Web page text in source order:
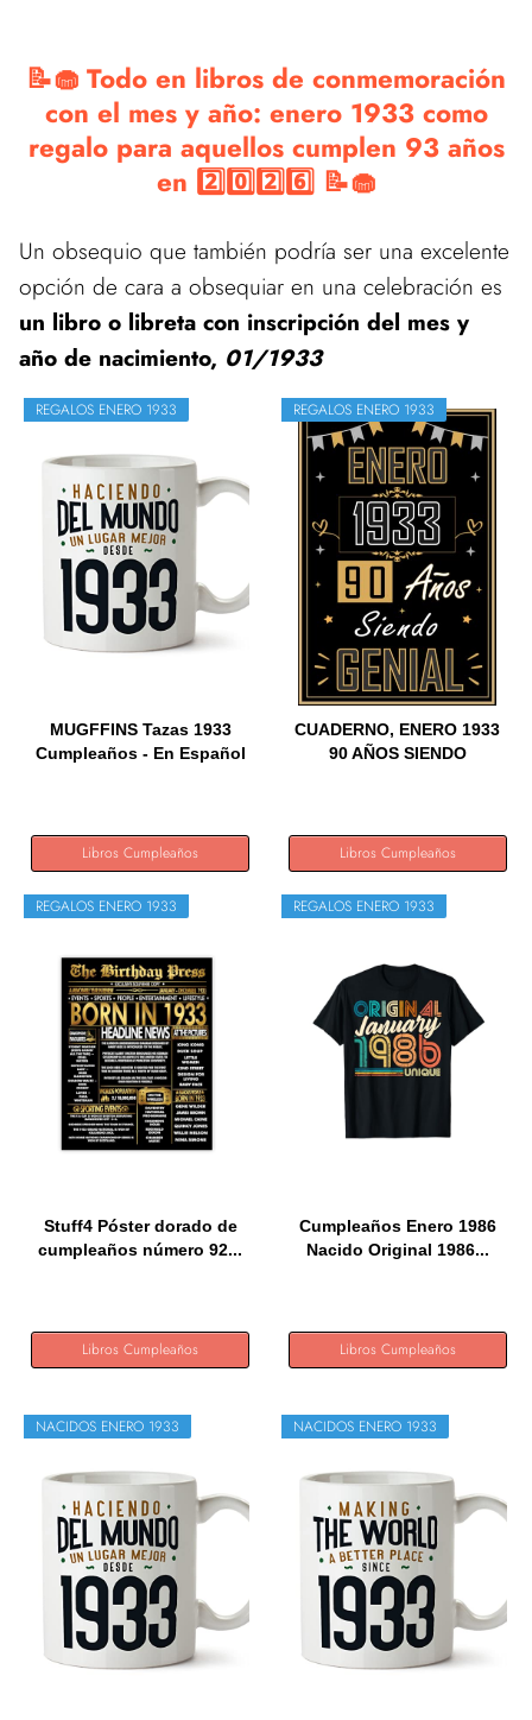
📝🧁 Todo en libros de conmemoración
con el mes y año: enero 1933 como
regalo para aquellos cumplen 93 años
en 2️⃣0️⃣2️⃣6️⃣ 📝🧁
Un obsequio que también podría ser una excelente
opción de cara a obsequiar en una celebración es
un libro o libreta con inscripción del mes y
año de nacimiento, 01/1933
REGALOS ENERO 1933
MUGFFINS Tazas 1933
Cumpleaños - En Español
Libros Cumpleaños
REGALOS ENERO 1933
CUADERNO, ENERO 1933
90 AÑOS SIENDO
Libros Cumpleaños
REGALOS ENERO 1933
Stuff4 Póster dorado de
cumpleaños número 92...
Libros Cumpleaños
REGALOS ENERO 1933
Cumpleaños Enero 1986
Nacido Original 1986...
Libros Cumpleaños
NACIDOS ENERO 1933 NACIDOS ENERO 1933